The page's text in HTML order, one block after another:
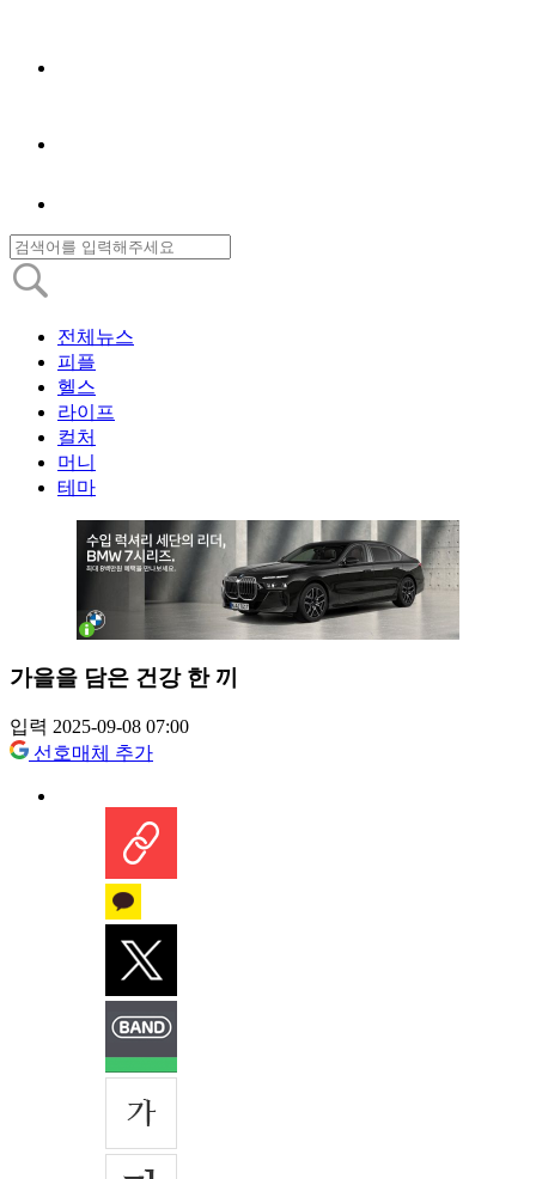
전체뉴스
피플
헬스
라이프
컬처
머니
테마
가을을 담은 건강 한 끼
입력 2025-09-08 07:00
선호매체 추가